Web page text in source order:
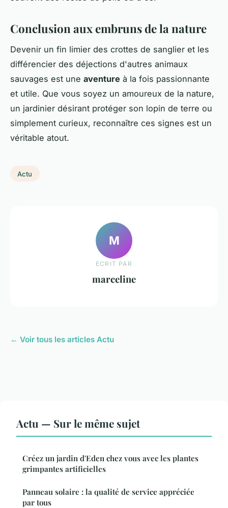
Conclusion aux embruns de la nature
Devenir un fin limier des crottes de sanglier et les
différencier des déjections d'autres animaux
sauvages est une aventure à la fois passionnante
et utile. Que vous soyez un amoureux de la nature,
un jardinier désirant protéger son lopin de terre ou
simplement curieux, reconnaître ces signes est un
véritable atout.
Actu
M
ECRIT PAR
marceline
← Voir tous les articles Actu
Actu — Sur le même sujet
Créez un jardin d'Eden chez vous avec les plantes
grimpantes artificielles
Panneau solaire : la qualité de service appréciée
par tous